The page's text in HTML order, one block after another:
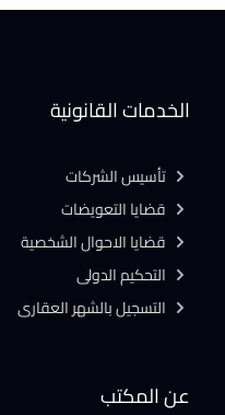
عن المكتب
الخدمات القانونية
تأسيس الشركات
قضايا التعويضات
قضايا الاحوال الشخصية
التحكيم الدولى
التسجيل بالشهر العقارى